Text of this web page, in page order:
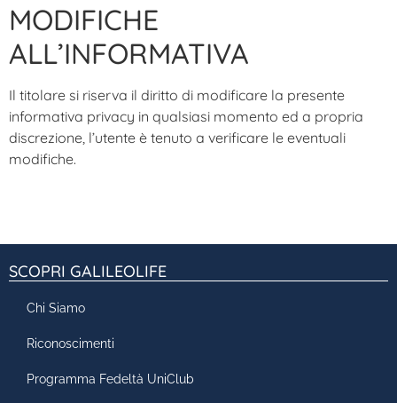
MODIFICHE
ALL’INFORMATIVA
Il titolare si riserva il diritto di modificare la presente
informativa privacy in qualsiasi momento ed a propria
discrezione, l’utente è tenuto a verificare le eventuali
modifiche.
SCOPRI GALILEOLIFE
Chi Siamo
Riconoscimenti
Programma Fedeltà UniClub